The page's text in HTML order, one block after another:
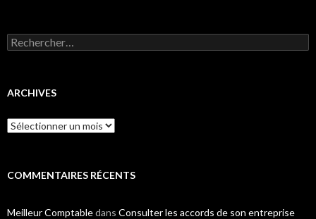
Rechercher :
ARCHIVES
Archives
COMMENTAIRES RÉCENTS
Meilleur Comptabledans Consulter les accords de son entreprise